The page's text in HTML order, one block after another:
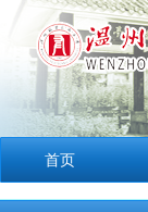
首页